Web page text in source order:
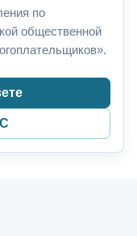
по
общественной